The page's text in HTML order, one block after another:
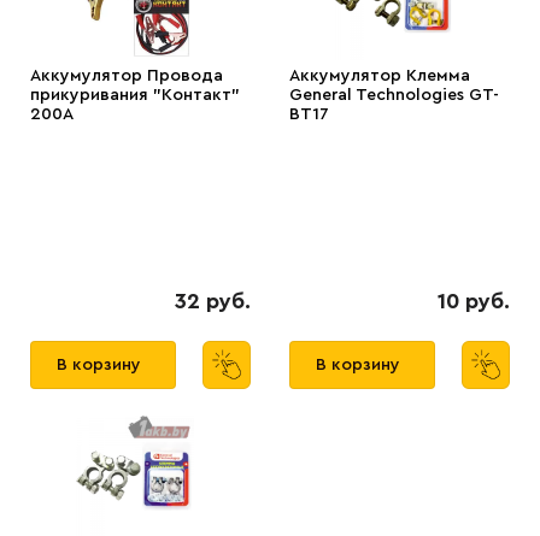
Аккумулятор Провода
прикуривания "Контакт"
200А
32 руб.
В корзину
Аккумулятор Клемма
General Technologies GT-
BT17
10 руб.
В корзину